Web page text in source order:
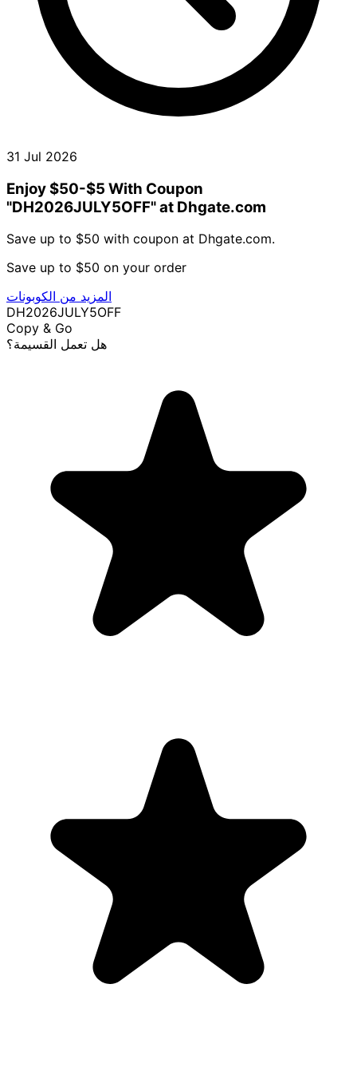
31 Jul 2026
Enjoy $50-$5 With Coupon
"DH2026JULY5OFF" at Dhgate.com
Save up to $50 with coupon at Dhgate.com.
Save up to $50 on your order
المزيد من الكوبونات
DH2026JULY5OFF
Copy & Go
هل تعمل القسيمة؟